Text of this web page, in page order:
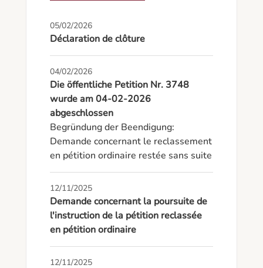
05/02/2026
Déclaration de clôture
04/02/2026
Die öffentliche Petition Nr. 3748
wurde am 04-02-2026
abgeschlossen
Begründung der Beendigung:
Demande concernant le reclassement
en pétition ordinaire restée sans suite
12/11/2025
Demande concernant la poursuite de
l'instruction de la pétition reclassée
en pétition ordinaire
12/11/2025